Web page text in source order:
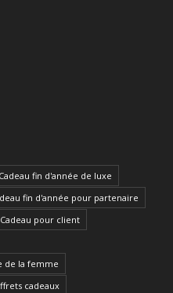
Cadeau fin d'année de luxe
fin d'année pour partenaire
Cadeau pour client
de la femme
cadeaux